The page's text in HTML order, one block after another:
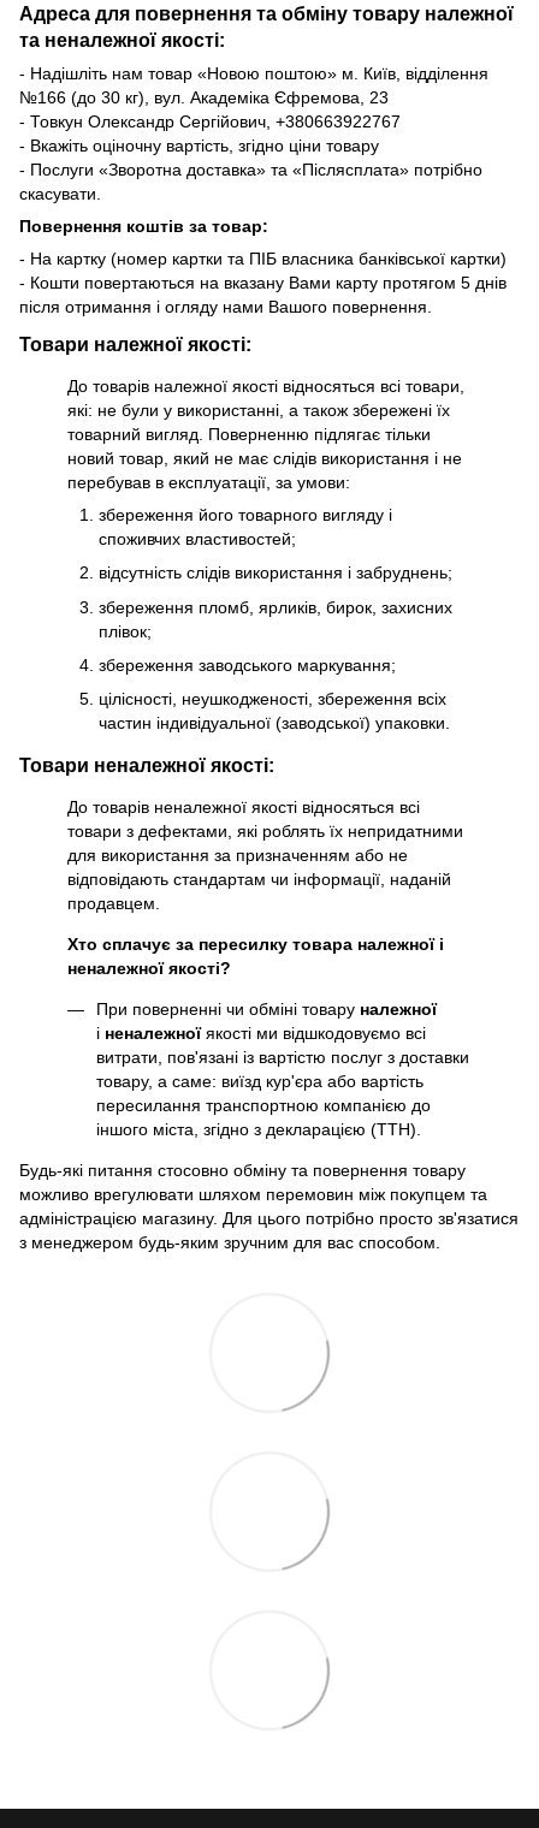
Адреса для повернення та обміну товару належної
та неналежної якості:
- Надішліть нам товар «Новою поштою» м. Київ, відділення
№166 (до 30 кг), вул. Академіка Єфремова, 23
- Товкун Олександр Сергійович, +380663922767
- Вкажіть оціночну вартість, згідно ціни товару
- Послуги «Зворотна доставка» та «Післясплата» потрібно
скасувати.
Повернення коштів за товар:
- На картку (номер картки та ПІБ власника банківської картки)
- Кошти повертаються на вказану Вами карту протягом 5 днів
після отримання і огляду нами Вашого повернення.
Товари належної якості:
До товарів належної якості відносяться всі товари,
які: не були у використанні, а також збережені їх
товарний вигляд. Поверненню підлягає тільки
новий товар, який не має слідів використання і не
перебував в експлуатації, за умови:
збереження його товарного вигляду і
споживчих властивостей;
відсутність слідів використання і забруднень;
збереження пломб, ярликів, бирок, захисних
плівок;
збереження заводського маркування;
цілісності, неушкодженості, збереження всіх
частин індивідуальної (заводської) упаковки.
Товари неналежної якості:
До товарів неналежної якості відносяться всі
товари з дефектами, які роблять їх непридатними
для використання за призначенням або не
відповідають стандартам чи інформації, наданій
продавцем.
Хто сплачує за пересилку товара належної і
неналежної якості?
При поверненні чи обміні товару належної
і неналежноїякості ми відшкодовуємо всі
витрати, пов'язані із вартістю послуг з доставки
товару, а саме: виїзд кур'єра або вартість
пересилання транспортною компанією до
іншого міста, згідно з декларацією (ТТН).
Будь-які питання стосовно обміну та повернення товару
можливо врегулювати шляхом перемовин між покупцем та
адміністрацією магазину. Для цього потрібно просто зв'язатися
з менеджером будь-яким зручним для вас способом.